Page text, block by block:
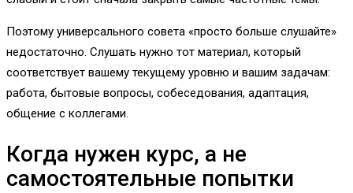
Поэтому универсального совета «просто больше слушайте»
недостаточно. Слушать нужно тот материал, который
соответствует вашему текущему уровню и вашим задачам:
работа, бытовые вопросы, собеседования, адаптация,
общение с коллегами.
Когда нужен курс, а не
самостоятельные попытки